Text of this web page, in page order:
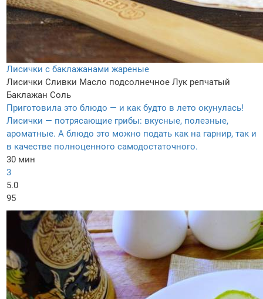
Лисички с баклажанами жареные
Лисички Сливки Масло подсолнечное Лук репчатый
Баклажан Соль
Приготовила это блюдо — и как будто в лето окунулась!
Лисички — потрясающие грибы: вкусные, полезные,
ароматные. А блюдо это можно подать как на гарнир, так и
в качестве полноценного самодостаточного.
30 мин
3
5.0
95